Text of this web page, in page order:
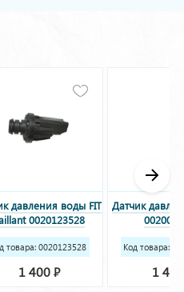
давления воды FIT
0020123528
товара: 0020123528
1 400 Р
Датчик
Код товара:
1